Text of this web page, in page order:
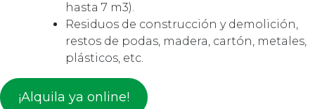
hasta 7 m3).
Residuos de construcción y demolición,
restos de podas, madera, cartón, metales,
plásticos, etc.
¡Alquila ya online!